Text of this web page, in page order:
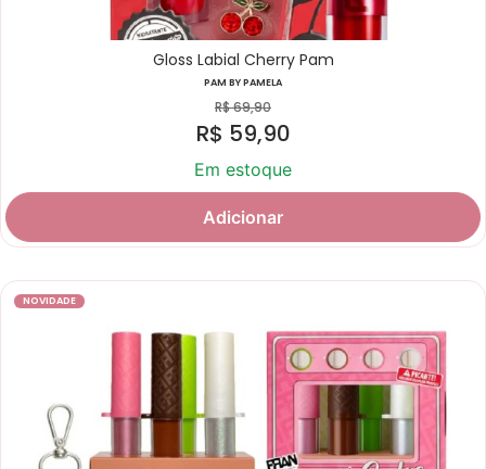
Gloss Labial Cherry Pam
PAM BY PAMELA
R$69,90
R$ 59,90
Em estoque
Adicionar
NOVIDADE